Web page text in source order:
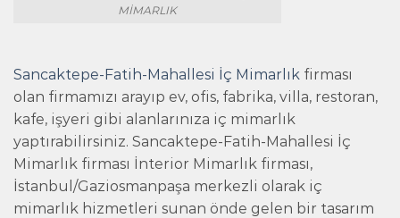
MIMARLIK
Sancaktepe-Fatih-Mahallesi İç Mimarlık firması
olan firmamızı arayıp ev, ofis, fabrika, villa, restoran,
kafe, işyeri gibi alanlarınıza iç mimarlık
yaptırabilirsiniz. Sancaktepe-Fatih-Mahallesi İç
Mimarlık firması İnterior Mimarlık firması,
İstanbul/Gaziosmanpaşa merkezli olarak iç
mimarlık hizmetleri sunan önde gelen bir tasarım